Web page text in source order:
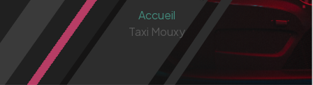
Accueil
Taxi Mouxy